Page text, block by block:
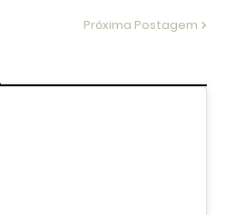
Próxima Postagem